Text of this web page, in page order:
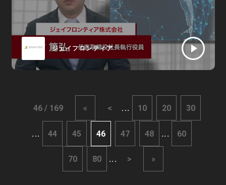
ジェイフロンティア
46 / 169 « < ... 10 20 30
... 44 45 46 47 48 ... 60
70 80 ... > »